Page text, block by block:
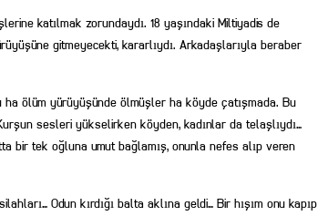
katılmak zorundaydı. 18 yaşındaki Miltiyadis de
gitmeyecekti, kararlıydı. Arkadaşlarıyla beraber
ha ölüm yürüyüşünde ölmüşler ha köyde çatışmada. Bu
sesleri yükselirken köyden, kadınlar da telaşlıydı…
bir tek oğluna umut bağlamış, onunla nefes alıp veren
Odun kırdığı balta aklına geldi… Bir hışım onu kapıp